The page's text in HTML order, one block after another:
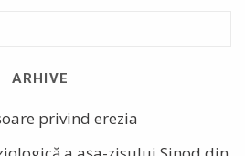
ARHIVE
privind erezia